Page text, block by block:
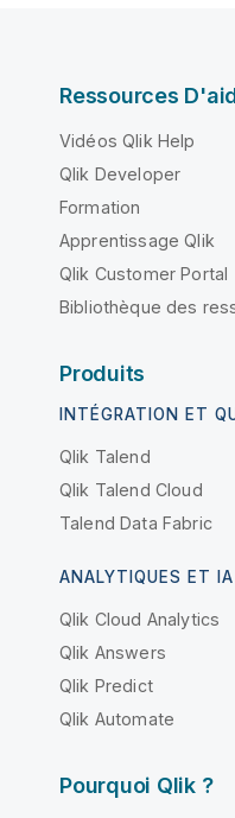
Ressources
Vidéos Qlik Help
Qlik Developer
Formation
Apprentissage Qlik
Qlik Customer Portal
Bibliothèque des
Produits
INTÉGRATION ET
Qlik Talend
Qlik Talend Cloud
Talend Data Fabric
ANALYTIQUES ET IA
Qlik Cloud Analytics
Qlik Answers
Qlik Predict
Qlik Automate
Pourquoi Qlik ?